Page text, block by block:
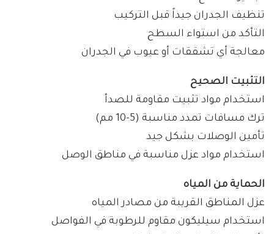
تنظيف الجدران جيداً قبل التركيب
التأكد من استواء السطح
معالجة أي تشققات أو عيوب في الجدران
التثبيت الصحيح
استخدام مواد تثبيت مقاومة للصدأ
ترك مسافات تمدد مناسبة (5-10 مم)
تأمين الوصلات بشكل جيد
استخدام مواد عزل مناسبة في مناطق الوصل
الحماية من المياه
عزل المناطق القريبة من مصادر المياه
استخدام سيليكون مقاوم للرطوبة في الفواصل